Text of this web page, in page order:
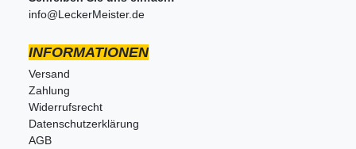
info@LeckerMeister.de
INFORMATIONEN
Versand
Zahlung
Widerrufsrecht
Datenschutzerklärung
AGB